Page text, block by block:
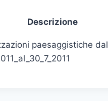
Descrizione
paesaggistiche dal